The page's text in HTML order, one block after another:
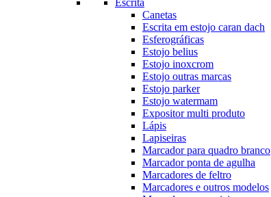
Escrita
Canetas
Escrita em estojo caran dach
Esferográficas
Estojo belius
Estojo inoxcrom
Estojo outras marcas
Estojo parker
Estojo watermam
Expositor multi produto
Lápis
Lapiseiras
Marcador para quadro branco
Marcador ponta de agulha
Marcadores de feltro
Marcadores e outros modelos